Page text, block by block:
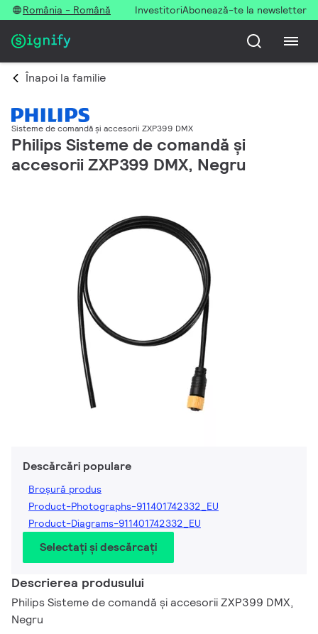
România - Română InvestitoriAbonează-te la newsletter
Înapoi la familie
Sisteme de comandă și accesorii ZXP399 DMX
Philips Sisteme de comandă și
accesorii ZXP399 DMX, Negru
Descărcări populare
Broșură produs
Product-Photographs-911401742332_EU
Product-Diagrams-911401742332_EU
Selectați și descărcați
Descrierea produsului
Philips Sisteme de comandă și accesorii ZXP399 DMX,
Negru